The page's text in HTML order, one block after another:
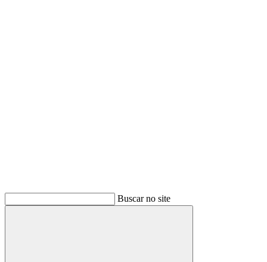
Buscar no site